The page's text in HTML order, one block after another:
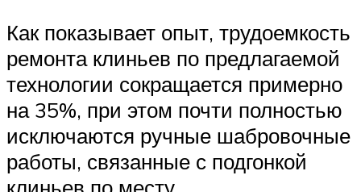
Как показывает опыт, трудоемкость
ремонта клиньев по предлагаемой
технологии сокращается примерно
на 35%, при этом почти полностью
исключаются ручные шабровочные
работы, связанные с подгонкой